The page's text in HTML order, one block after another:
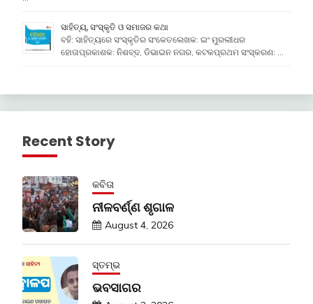
ସାହିତ୍ୟ, ସଂସ୍କୃତି ଓ ସମାଜର କଥା
ବହି: ସାହିତ୍ୟରେ ସଂସ୍କୃତିର ସଂକେତଲେଖକ: ଇଂ ମୁରଲୀଧର
ହୋତାପ୍ରକାଶକ: ନିଶବ୍ଦ, ଡିଭାଇନ ନଗର, କଟକପ୍ରଥମ ସଂସ୍କରଣ: …
Recent Story
କବିତା
ନୀଳବର୍ଣ୍ଣ ଶୃଗାଳ
August 4, 2026
ସ୍ତମ୍ଭ
ଭବସାଗର